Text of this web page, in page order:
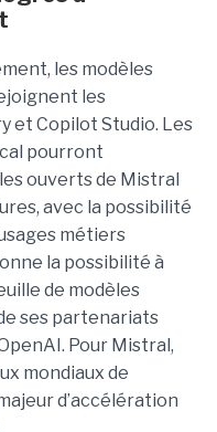
les modèles
les
et Copilot Studio. Les
pourront
ouverts de Mistral
avec la possibilité
métiers
la possibilité à
de modèles
ses partenariats
Pour Mistral,
mondiaux de
d’accélération